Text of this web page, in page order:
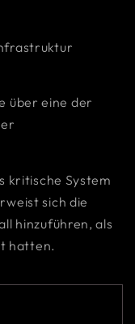
über eine der
kritische System
sich die
hinzuführen, als
hatten.